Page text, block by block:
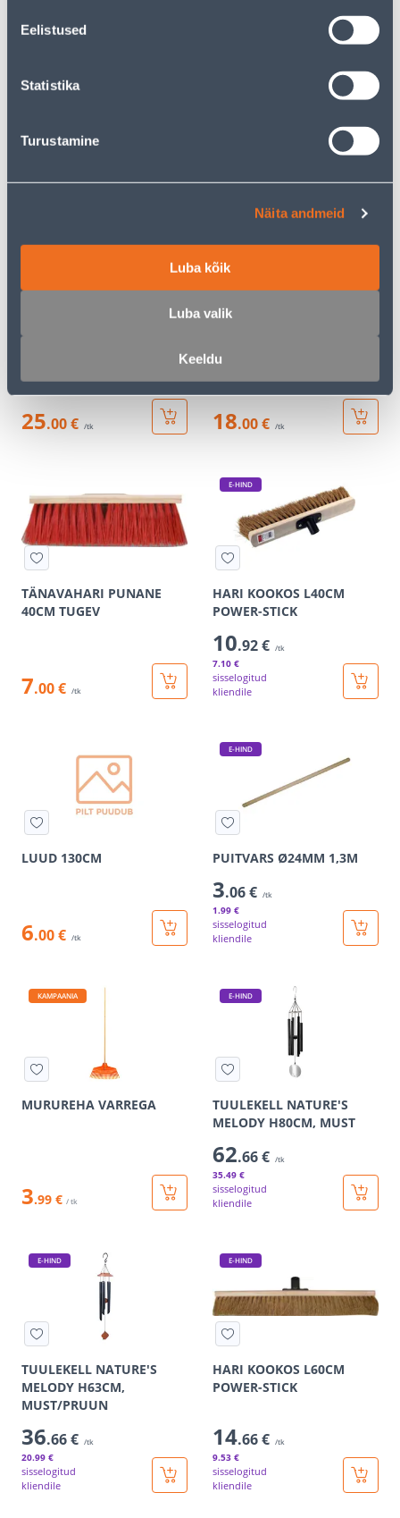
Eelistused
Statistika
Turustamine
Näita andmeid
Luba kõik
Luba valik
Keeldu
NATURELINE VARREGA
REGULEERITAV 30-50CM
20.00 € /tk
NATURELINE VARREGA
15.00 € /tk
25.00 € /tk
TÄNAVAHARI GARDENA
18.00 € /tk
TÄNAVAHARI PUNANE
40CM TUGEV
7.00 € /tk
E-HIND
HARI KOOKOS L40CM
POWER-STICK
10.92 € /tk
7.10 €
sisselogitud
kliendile
LUUD 130CM
6.00 € /tk
E-HIND
PUITVARS Ø24MM 1,3M
3.06 € /tk
1.99 €
sisselogitud
kliendile
KAMPAANIA
MURUREHA VARREGA
3.99 € / tk
E-HIND
TUULEKELL NATURE'S
MELODY H80CM, MUST
62.66 € /tk
35.49 €
sisselogitud
kliendile
E-HIND
TUULEKELL NATURE'S
MELODY H63CM,
MUST/PRUUN
36.66 € /tk
20.99 €
sisselogitud
kliendile
E-HIND
HARI KOOKOS L60CM
POWER-STICK
14.66 € /tk
9.53 €
sisselogitud
kliendile